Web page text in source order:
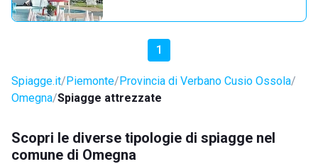
1
Spiagge.it Piemonte Provincia di Verbano Cusio Ossola
Omegna Spiagge attrezzate
Scopri le diverse tipologie di spiagge nel
comune di Omegna